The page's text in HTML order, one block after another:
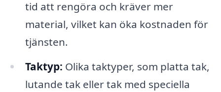
tid att rengöra och kräver mer
material, vilket kan öka kostnaden för
tjänsten.
Taktyp: Olika taktyper, som platta tak,
lutande tak eller tak med speciella